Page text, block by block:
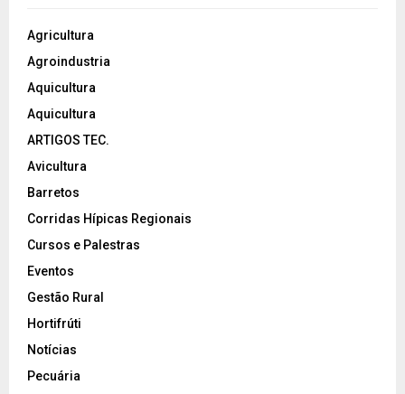
Agricultura
Agroindustria
Aquicultura
Aquicultura
ARTIGOS TEC.
Avicultura
Barretos
Corridas Hípicas Regionais
Cursos e Palestras
Eventos
Gestão Rural
Hortifrúti
Notícias
Pecuária